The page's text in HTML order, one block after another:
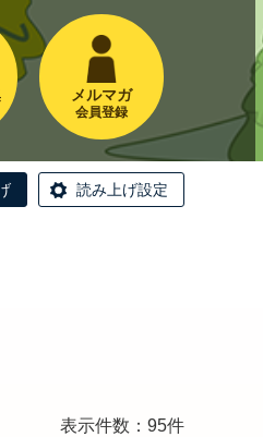
メルマガ
会員登録
読み上げ設定
表示件数：95件